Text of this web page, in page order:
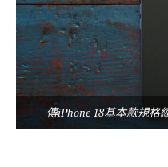
傳iPhone 18基本款規格